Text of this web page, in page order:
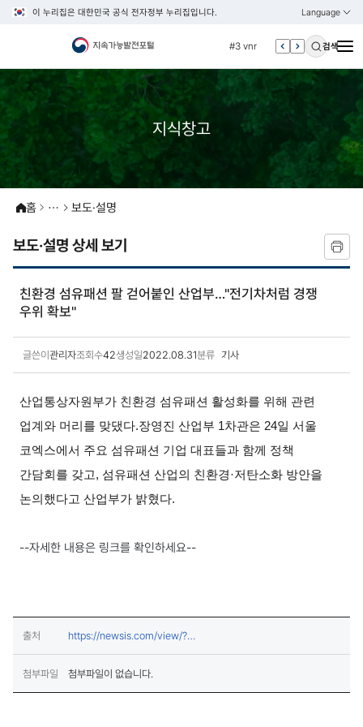
이 누리집은 대한민국 공식 전자정부 누리집입니다. Language
열기
KOREAN
ENGLISH
#3 vnr
#4 관세
#6 빈곤
#2 환경
#5 esg
#6 빈곤
검색
지식창고
홈 보도·설명
보도·설명 상세 보기
친환경 섬유패션 팔 걷어붙인 산업부…"전기차처럼 경쟁
우위 확보"
글쓴이 관리자조회수42생성일2022.08.31분류 기사
산업통상자원부가 친환경 섬유패션 활성화를 위해 관련
업계와 머리를 맞댔다.장영진 산업부 1차관은 24일 서울
코엑스에서 주요 섬유패션 기업 대표들과 함께 정책
간담회를 갖고, 섬유패션 산업의 친환경·저탄소화 방안을
논의했다고 산업부가 밝혔다.
--자세한 내용은 링크를 확인하세요--
출처
https://newsis.com/view/?
id=NISX20220823_0001988159&cID=10401&pID=10400
첨부파일
첨부파일이 없습니다.